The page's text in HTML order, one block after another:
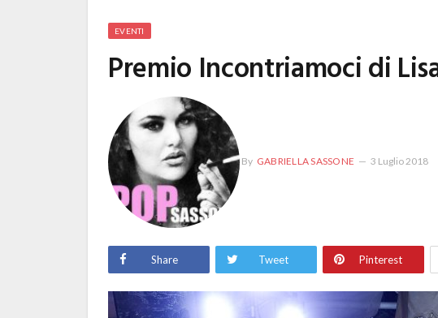
EVENTI
Premio Incontriamoci di
By GABRIELLA SASSONE 3 Luglio 2018
Share Tweet Pinterest